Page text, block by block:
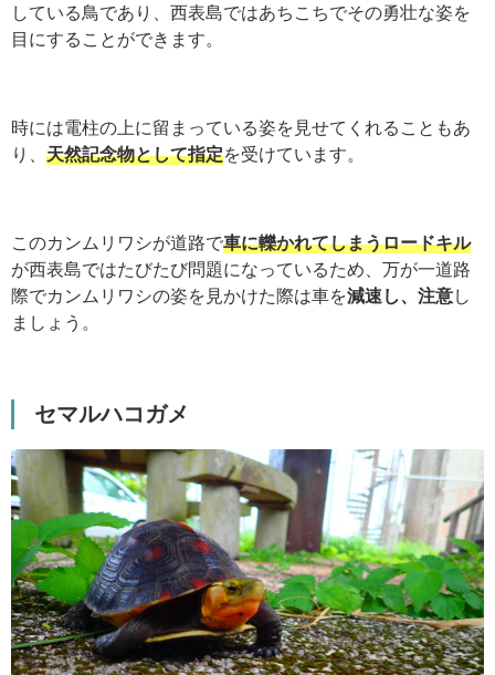
している鳥であり、西表島ではあちこちでその勇壮な姿を
目にすることができます。
時には電柱の上に留まっている姿を見せてくれることもあ
り、 天然記念物として指定を受けています。
このカンムリワシが道路で車に轢かれてしまうロードキル
が西表島ではたびたび問題になっているため、万が一道路
際でカンムリワシの姿を見かけた際は車を減速し、注意し
ましょう。
セマルハコガメ